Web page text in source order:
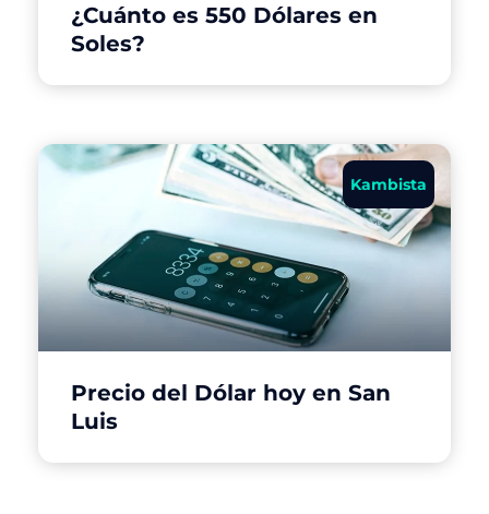
¿Cuánto es 550 Dólares en
Soles?
Kambista
Precio del Dólar hoy en San
Luis